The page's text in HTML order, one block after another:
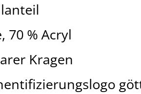
70 % Acryl
Kragen